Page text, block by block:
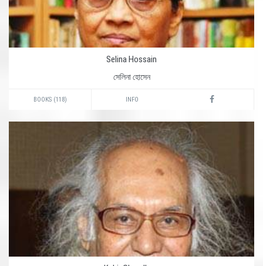
Selina Hossain
সেলিনা হোসেন
BOOKS (118) INFO